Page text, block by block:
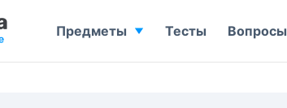
Предметы Тесты Вопросы